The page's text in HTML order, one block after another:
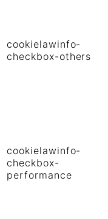
cookielawinfo-
checkbox-others
cookielawinfo-
checkbox-
performance